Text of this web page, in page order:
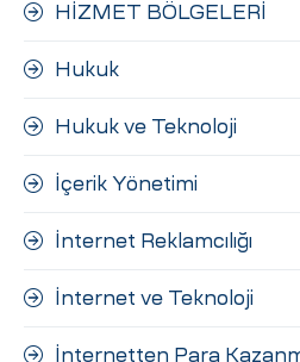
HİZMET BÖLGELERİ
Hukuk
Hukuk ve Teknoloji
İçerik Yönetimi
İnternet Reklamcılığı
İnternet ve Teknoloji
İnternetten Para